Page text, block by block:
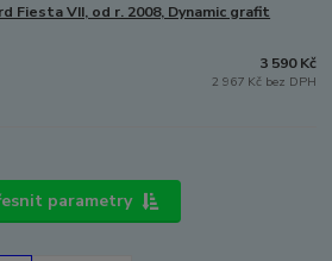
Fiesta VII, od r. 2008, Dynamic grafit
3 590 Kč
2 967 Kč bez DPH
parametry